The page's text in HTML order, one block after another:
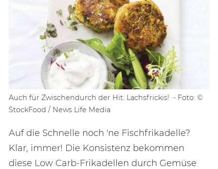
Auch für Zwischendurch der Hit: Lachsfrickis! - Foto: ©
StockFood / News Life Media
Auf die Schnelle noch 'ne Fischfrikadelle?
Klar, immer! Die Konsistenz bekommen
diese Low Carb-Frikadellen durch Gemüse